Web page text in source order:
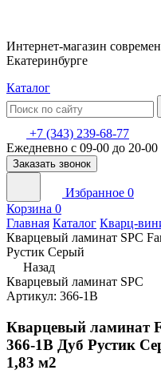
Интернет-магазин
Екатеринбурге
Каталог
+7 (343) 239-68-77
Ежедневно с 09-00 до 20-00
Заказать звонок
Избранное 0
Корзина 0
Главная Каталог Кварц-
Кварцевый ламинат SPC
Рустик Серый
Назад
Кварцевый ламинат SPC
Артикул: 366-1В
Кварцевый ламинат
366-1В Дуб Рустик
1,83 м2